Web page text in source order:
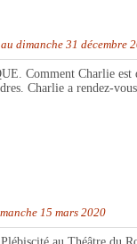
dimanche 31 décembre
Comment Charlie est
Charlie a rendez-
15 mars 2020